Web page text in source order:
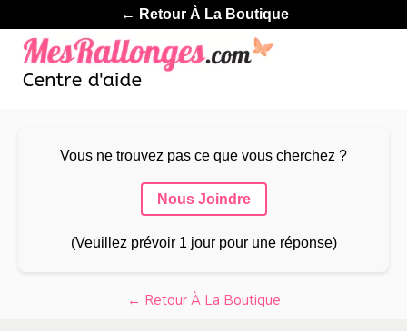
← Retour À La Boutique
Vous ne trouvez pas ce que vous cherchez ?
Nous Joindre
(Veuillez prévoir 1 jour pour une réponse)
← Retour À La Boutique